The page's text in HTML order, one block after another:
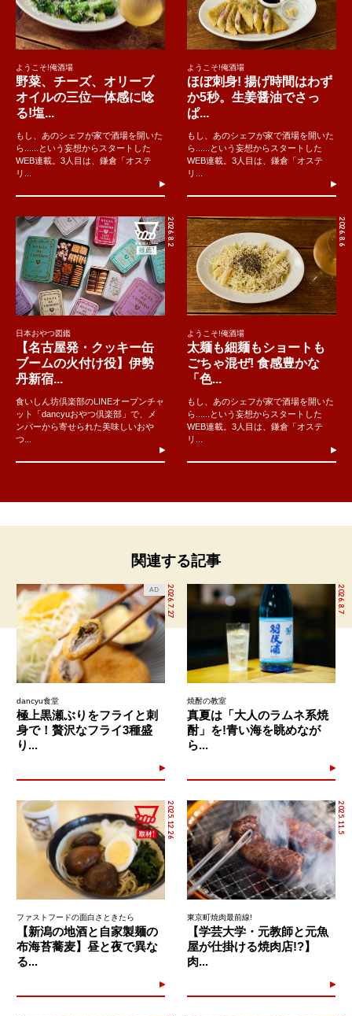
ようこそ!俺酒場
野菜、チーズ、オリーブ
オイルの三位一体感に唸
る!塩...
もし、あのシェフが家で酒場を開いた
ら......という妄想からスタートした
WEB連載。3人目は、鎌倉「オステ
リ...
ようこそ!俺酒場
ほぼ刺身! 揚げ時間はわず
か5秒。生姜醤油でさっ
ぱ...
もし、あのシェフが家で酒場を開いた
ら......という妄想からスタートした
WEB連載。3人目は、鎌倉「オステ
リ...
2026.8.2
日本おやつ図鑑
【名古屋発・クッキー缶
ブームの火付け役】伊勢
丹新宿...
食いしん坊倶楽部のLINEオープンチャ
ット「dancyuおやつ倶楽部」で、メ
ンバーから寄せられた美味しいおや
つ...
2026.8.6
ようこそ!俺酒場
太麺も細麺もショートも
ごちゃ混ぜ! 食感豊かな
「色...
もし、あのシェフが家で酒場を開いた
ら......という妄想からスタートした
WEB連載。3人目は、鎌倉「オステ
リ...
関連する記事
2026.7.27
AD
dancyu食堂
極上黒瀬ぶりをフライと刺
身で！贅沢なフライ3種盛
り...
2026.8.7
焼酎の教室
真夏は「大人のラムネ系焼
酎」を!青い海を眺めなが
ら...
2025.12.26
ファストフードの面白さときたら
【新潟の地酒と自家製麺の
布海苔蕎麦】昼と夜で異な
る...
2025.11.5
東京町焼肉最前線!
【学芸大学・元教師と元魚
屋が仕掛ける焼肉店!?】
肉...